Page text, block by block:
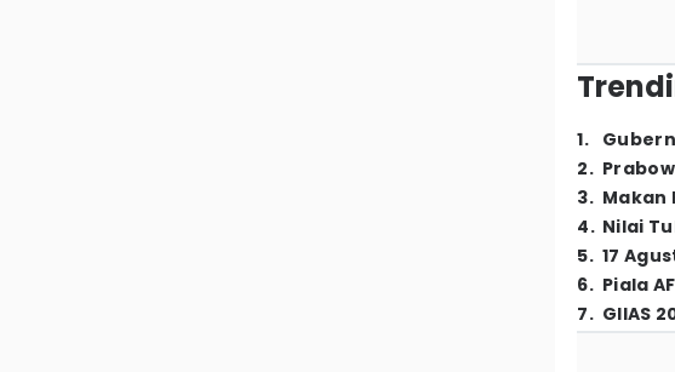
1.
2.
3. Makan
4. Nilai
5. 17
6. Piala
7. GIIAS